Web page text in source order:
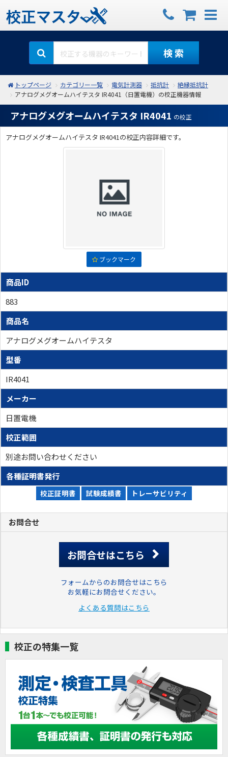
検 索
トップページ カテゴリー一覧 電気計測器 抵抗計
絶縁抵抗計
アナログメグオームハイテスタ IR4041（日置電機）の校正機器情報
アナログメグオームハイテスタ IR4041 の校正
アナログメグオームハイテスタ IR4041の校正内容詳細です。
ブックマーク
商品ID
883
商品名
アナログメグオームハイテスタ
型番
IR4041
メーカー
日置電機
校正範囲
別途お問い合わせください
各種証明書発行
校正証明書 試験成績書 トレーサビリティ
お問合せ
お問合せはこちら
フォームからのお問合せはこちら
お気軽にお問合せください。
よくある質問はこちら
校正の特集一覧